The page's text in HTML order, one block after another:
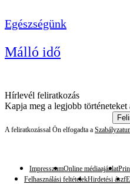
Egészségünk
Málló idő
Hírlevél feliratkozás
Kapja meg a legjobb történeteket
A feliratkozással Ön elfogadta a
ImpresszumOnline médiaajánlat
Felhasználási feltételekHirdetési ászf